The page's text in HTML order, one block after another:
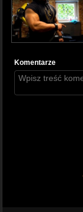
Komentarze